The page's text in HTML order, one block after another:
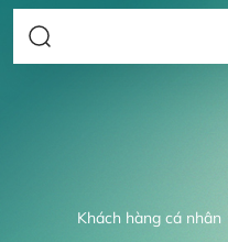
Khách hàng cá nhân